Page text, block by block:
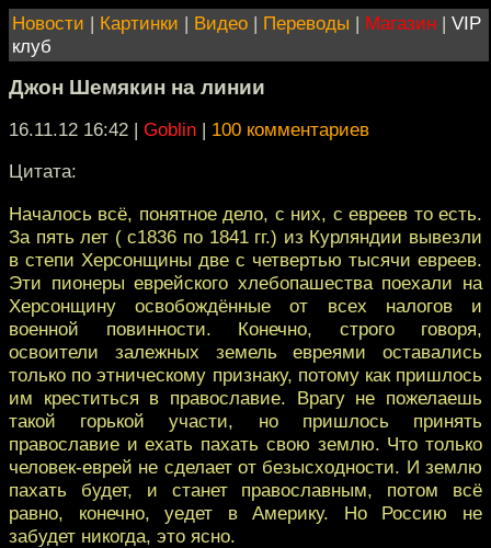
Новости | Картинки | Видео | Переводы | Магазин | VIP
клуб
Джон Шемякин на линии
16.11.12 16:42 | Goblin | 100 комментариев
Цитата:
Началось всё, понятное дело, с них, с евреев то есть.
За пять лет ( с1836 по 1841 гг.) из Курляндии вывезли
в степи Херсонщины две с четвертью тысячи евреев.
Эти пионеры еврейского хлебопашества поехали на
Херсонщину освобождённые от всех налогов и
военной повинности. Конечно, строго говоря,
освоители залежных земель евреями оставались
только по этническому признаку, потому как пришлось
им креститься в православие. Врагу не пожелаешь
такой горькой участи, но пришлось принять
православие и ехать пахать свою землю. Что только
человек-еврей не сделает от безысходности. И землю
пахать будет, и станет православным, потом всё
равно, конечно, уедет в Америку. Но Россию не
забудет никогда, это ясно.